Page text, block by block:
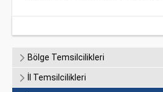
Bölge Temsilcilikleri
İl Temsilcilikleri